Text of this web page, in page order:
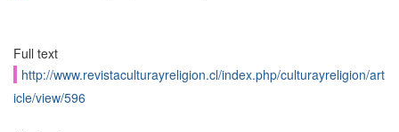
Full text
http://www.revistaculturayreligion.cl/index.php/culturayreligion/art
icle/view/596